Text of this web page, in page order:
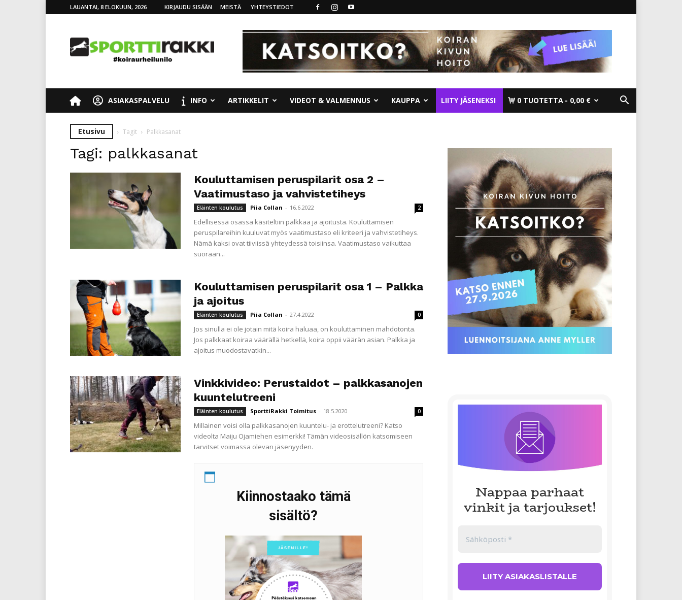
LAUANTAI, 8 ELOKUUN, 2026 KIRJAUDU SISÄÄN MEISTÄ YHTEYSTIEDOT
ASIAKASPALVELU INFO ARTIKKELIT VIDEOT & VALMENNUS KAUPPA LIITY JÄSENEKSI 0 TUOTETTA 0,00 €
Etusivu Tagit Palkkasanat
Tagi: palkkasanat
Kouluttamisen peruspilarit osa 2 –
Vaatimustaso ja vahvistetiheys
Eläinten koulutus Piia Collan - 16.6.2022 2
Edellisessä osassa käsiteltiin palkkaa ja ajoitusta. Kouluttamisen
peruspilareihin kuuluvat myös vaatimustaso eli kriteeri ja vahvistetiheys.
Nämä kaksi ovat tiiviissä yhteydessä toisiinsa. Vaatimustaso vaikuttaa
suoraan...
Kouluttamisen peruspilarit osa 1 – Palkka
ja ajoitus
Eläinten koulutus Piia Collan - 27.4.2022 0
Jos sinulla ei ole jotain mitä koira haluaa, on kouluttaminen mahdotonta.
Jos palkkaat koiraa väärällä hetkellä, koira oppii väärän asian. Palkka ja
ajoitus muodostavatkin...
Vinkkivideo: Perustaidot – palkkasanojen
kuuntelutreeni
Eläinten koulutus SporttiRakki Toimitus - 18.5.2020 0
Millainen voisi olla palkkasanojen kuuntelu- ja erottelutreeni? Katso
videolta Maiju Ojamiehen esimerkki! Tämän videosisällön katsomiseen
tarvitset voimassa olevan jäsenyyden.
Kiinnostaako tämä
sisältö?
Nappaa parhaat
vinkit ja tarjoukset!